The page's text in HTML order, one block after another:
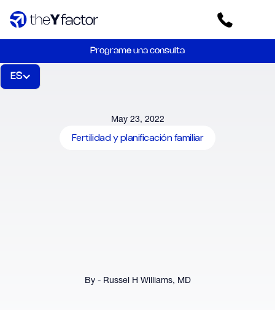
Programe una consulta
ES
May 23, 2022
Fertilidad y planificación familiar
By - Russel H Williams, MD